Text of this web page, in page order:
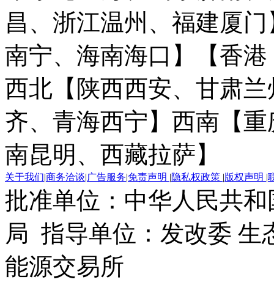
昌、浙江温州、福建厦门
南宁、海南海口】
【香
西北【陕西西安、甘肃
齐、青海西宁】 西南【
南昆明、西藏拉萨】
关于我们|商务洽谈|广告服务|免责声明 |隐私权政策 |版权声明 |
批准单位：中华人民共
局 指导单位：发改委 生
能源交易所